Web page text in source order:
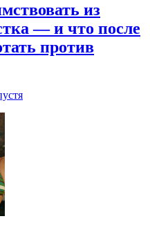
из
— и что после
против